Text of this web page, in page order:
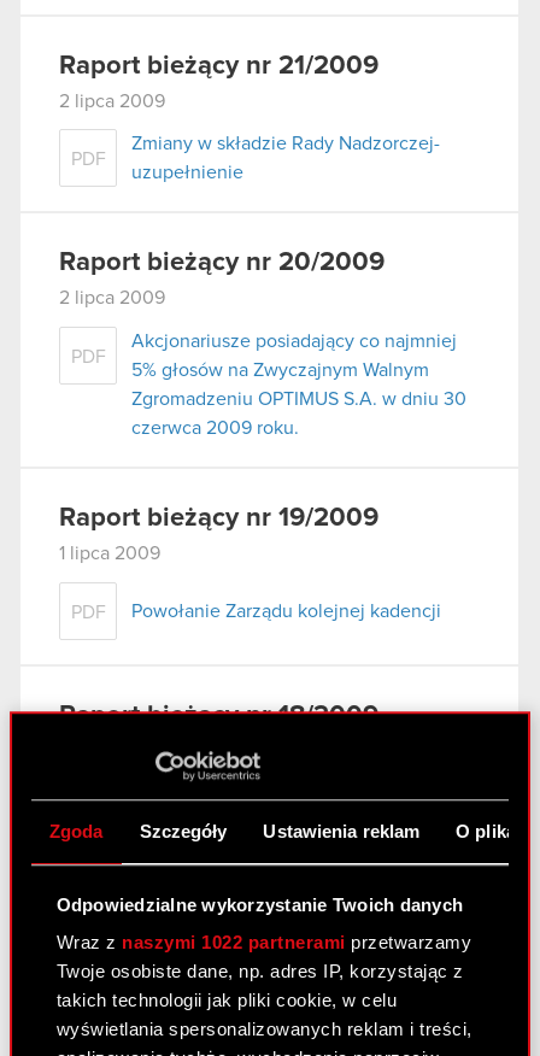
Zgoda Szczegóły Ustawienia reklam O
Odpowiedzialne wykorzystanie Twoich danych
Wraz z naszymi 1022 partnerami przetwarzamy
Twoje osobiste dane, np. adres IP, korzystając z
takich technologii jak pliki cookie, w celu
wyświetlania spersonalizowanych reklam i treści,
Raport bieżący nr 21/2009
2 lipca 2009
PDF
Zmiany w składzie Rady Nadzorczej-
uzupełnienie
Raport bieżący nr 20/2009
2 lipca 2009
PDF
Akcjonariusze posiadający co najmniej
5% głosów na Zwyczajnym Walnym
Zgromadzeniu OPTIMUS S.A. w dniu 30
czerwca 2009 roku.
Raport bieżący nr 19/2009
1 lipca 2009
PDF Powołanie Zarządu kolejnej kadencji
Raport bieżący nr 18/2009
1 lipca 2009
Zmiany w składzie Rady Nadzorczej
Raport bieżący nr 17/2009
1 lipca 2009
PDF
Uchwały powzięte na Zwyczajnym
Walnym Zgromadzeniu Akcjonariuszy
Spółki